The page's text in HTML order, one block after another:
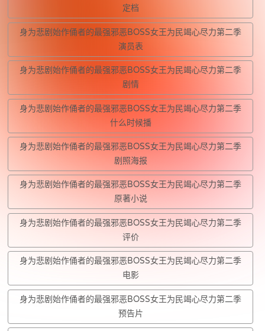
定档
身为悲剧始作俑者的最强邪恶BOSS女王为民竭心尽力第二季
演员表
身为悲剧始作俑者的最强邪恶BOSS女王为民竭心尽力第二季
剧情
身为悲剧始作俑者的最强邪恶BOSS女王为民竭心尽力第二季
什么时候播
身为悲剧始作俑者的最强邪恶BOSS女王为民竭心尽力第二季
剧照海报
身为悲剧始作俑者的最强邪恶BOSS女王为民竭心尽力第二季
原著小说
身为悲剧始作俑者的最强邪恶BOSS女王为民竭心尽力第二季
评价
身为悲剧始作俑者的最强邪恶BOSS女王为民竭心尽力第二季
电影
身为悲剧始作俑者的最强邪恶BOSS女王为民竭心尽力第二季
预告片